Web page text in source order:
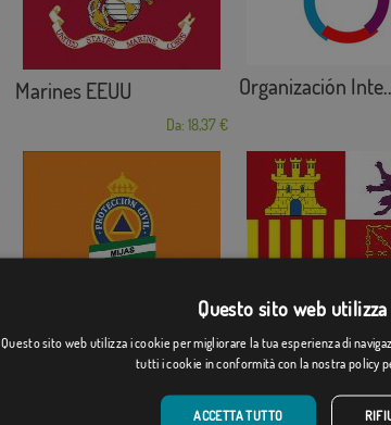
Marines EEUU
Da: 18,37 €
Organización
Da: 18,37 €
Naval de España
[ (1)]
Categorie correlate:
Questo sito web
Questo sito web utilizza i cookie per migliorare la tua esperienza di
tutti i cookie in conformità con la nostra policy
ACCETTA TUTTO